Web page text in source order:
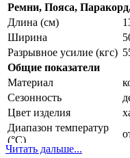
Ремни, Пояса,
Длина (см)
Ширина
Разрывное усилие (кгс)
Общие показатели
Материал
Сезонность
Цвет изделия
Диапазон температур
(°C)
Производство
Читать дальше...